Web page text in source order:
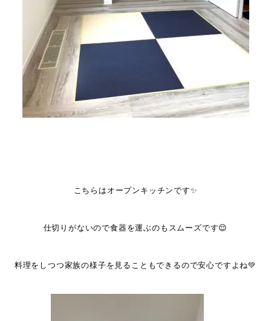
こちらはオープンキッチンです✨
仕切りがないので食器を運ぶのもスムーズです😌
料理をしつつ家族の様子を見ることもできるので安心ですよね💚